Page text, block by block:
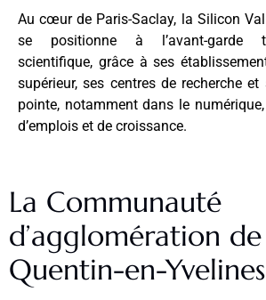
Au cœur de Paris-Saclay, la Silicon
se positionne à l’avant-garde
scientifique, grâce à ses
supérieur, ses centres de recherche
pointe, notamment dans le
d’emplois et de croissance.
La Communauté
d’agglomération
Quentin-en-